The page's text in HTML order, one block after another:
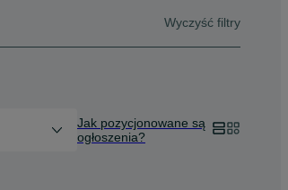
Wyczyść filtry
Jak pozycjonowane są
ogłoszenia?